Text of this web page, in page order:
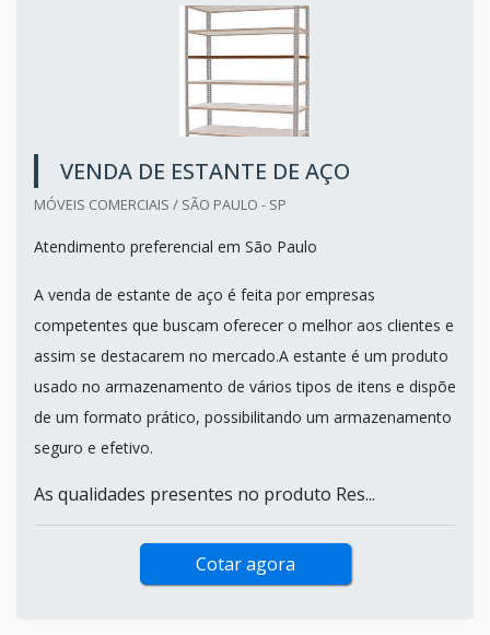
VENDA DE ESTANTE DE AÇO
MÓVEIS COMERCIAIS / SÃO PAULO - SP
Atendimento preferencial em São Paulo
A venda de estante de aço é feita por empresas
competentes que buscam oferecer o melhor aos clientes e
assim se destacarem no mercado.A estante é um produto
usado no armazenamento de vários tipos de itens e dispõe
de um formato prático, possibilitando um armazenamento
seguro e efetivo.
As qualidades presentes no produto Res...
Cotar agora